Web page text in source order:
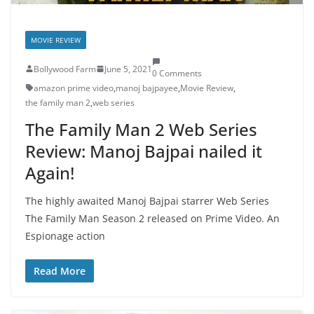
MOVIE REVIEW
Bollywood Farm June 5, 20210 Comments
amazon prime video,manoj bajpayee,Movie Review,
the family man 2,web series
The Family Man 2 Web Series
Review: Manoj Bajpai nailed it
Again!
The highly awaited Manoj Bajpai starrer Web Series
The Family Man Season 2 released on Prime Video. An
Espionage action
Read More